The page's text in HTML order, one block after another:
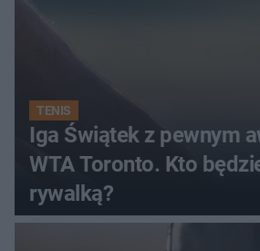
TENIS
Iga Świątek z pewnym
WTA Toronto. Kto
rywalką?